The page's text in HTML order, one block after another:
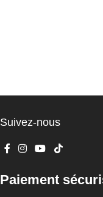
Suivez-nous
Paiement